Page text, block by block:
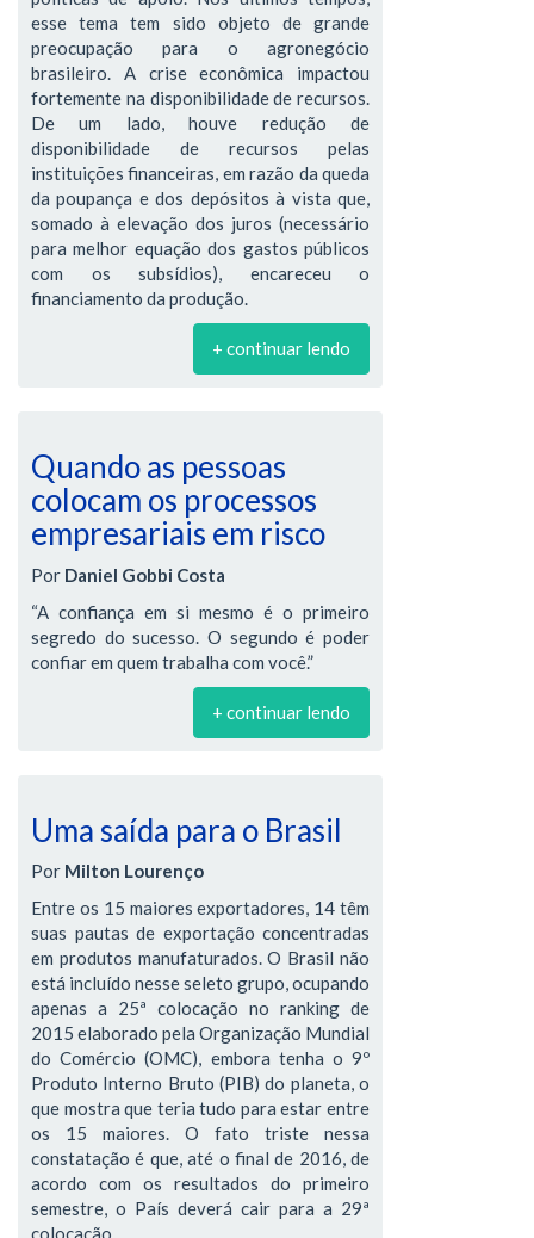
esse tema tem sido objeto de grande
preocupação para o agronegócio
brasileiro. A crise econômica impactou
fortemente na disponibilidade de recursos.
De um lado, houve redução de
disponibilidade de recursos pelas
instituições financeiras, em razão da queda
da poupança e dos depósitos à vista que,
somado à elevação dos juros (necessário
para melhor equação dos gastos públicos
com os subsídios), encareceu o
financiamento da produção.
+ continuar lendo
Quando as pessoas
colocam os processos
empresariais em risco
Por Daniel Gobbi Costa
“A confiança em si mesmo é o primeiro
segredo do sucesso. O segundo é poder
confiar em quem trabalha com você.”
+ continuar lendo
Uma saída para o Brasil
Por Milton Lourenço
Entre os 15 maiores exportadores, 14 têm
suas pautas de exportação concentradas
em produtos manufaturados. O Brasil não
está incluído nesse seleto grupo, ocupando
apenas a 25ª colocação no ranking de
2015 elaborado pela Organização Mundial
do Comércio (OMC), embora tenha o 9º
Produto Interno Bruto (PIB) do planeta, o
que mostra que teria tudo para estar entre
os 15 maiores. O fato triste nessa
constatação é que, até o final de 2016, de
acordo com os resultados do primeiro
semestre, o País deverá cair para a 29ª
colocação.